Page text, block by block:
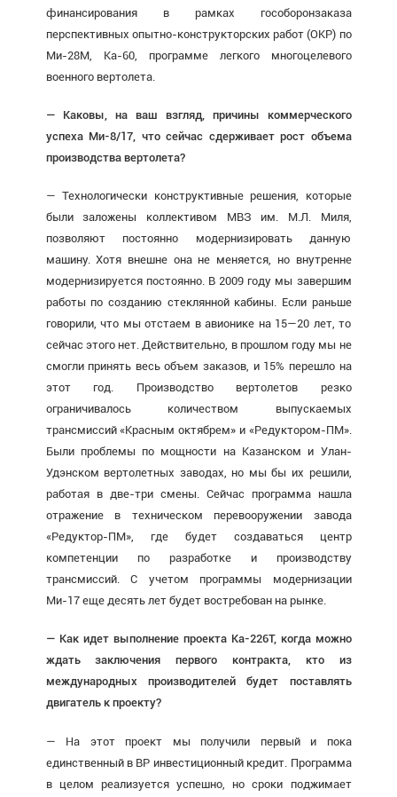
финансирования в рамках гособоронзаказа
перспективных опытно-конструкторских работ (ОКР) по
Ми-28М, Ка-60, программе легкого многоцелевого
военного вертолета.
— Каковы, на ваш взгляд, причины коммерческого
успеха Ми-8/17, что сейчас сдерживает рост объема
производства вертолета?
— Технологически конструктивные решения, которые
были заложены коллективом МВЗ им. М.Л. Миля,
позволяют постоянно модернизировать данную
машину. Хотя внешне она не меняется, но внутренне
модернизируется постоянно. В 2009 году мы завершим
работы по созданию стеклянной кабины. Если раньше
говорили, что мы отстаем в авионике на 15—20 лет, то
сейчас этого нет. Действительно, в прошлом году мы не
смогли принять весь объем заказов, и 15% перешло на
этот год. Производство вертолетов резко
ограничивалось количеством выпускаемых
трансмиссий «Красным октябрем» и «Редуктором-ПМ».
Были проблемы по мощности на Казанском и Улан-
Удэнском вертолетных заводах, но мы бы их решили,
работая в две-три смены. Сейчас программа нашла
отражение в техническом перевооружении завода
«Редуктор-ПМ», где будет создаваться центр
компетенции по разработке и производству
трансмиссий. С учетом программы модернизации
Ми-17 еще десять лет будет востребован на рынке.
— Как идет выполнение проекта Ка-226Т, когда можно
ждать заключения первого контракта, кто из
международных производителей будет поставлять
двигатель к проекту?
— На этот проект мы получили первый и пока
единственный в ВР инвестиционный кредит. Программа
в целом реализуется успешно, но сроки поджимает